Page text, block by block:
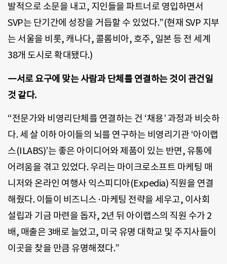
발적으로 소문을 내고, 지인들을 파트너로 영입하면서
SVP는 단기간에 성장을 거듭할 수 있었다.”(현재 SVP 지부
는 서울을 비롯, 캐나다, 콜롬비아, 호주, 일본 등 전 세계
38개 도시로 확대됐다.)
―서로 요구에 맞는 사람과 단체를 연결하는 것이 관건일
것 같다.
“전문가와 비영리단체를 연결하는 건 ‘채용’ 과정과 비슷하
다. 세 살 이하 아이들의 뇌를 연구하는 비영리기관 ‘아이랩
스(ILABS)’는 좋은 아이디어와 제품이 있는 반면, 유통에
어려움을 겪고 있었다. 우리는 마이크로소프트 마케팅 매
니저와 온라인 여행사 익스피디아(Expedia) 직원을 연결
해줬다. 이들이 비즈니스·마케팅 전략을 세우고, 이사회
설립과 기금 마련을 돕자, 2년 뒤 아이랩스의 직원 수가 2
배, 매출은 3배로 늘었고, 미국 유명 대학교 및 주지사들이
이곳을 찾을 만큼 유명해졌다.”